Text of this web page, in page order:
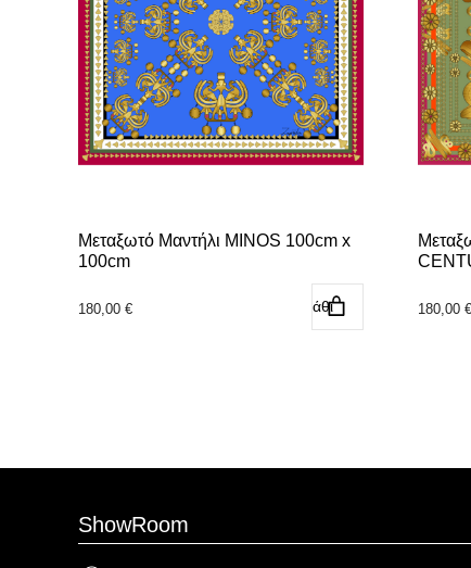
Μεταξωτό Μαντήλι MINOS 100cm x
100cm
180,00 € Προσθήκη στο καλάθι 180,00 €
ShowRoom